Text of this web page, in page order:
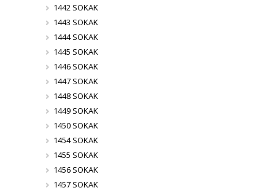
1442 SOKAK
1443 SOKAK
1444 SOKAK
1445 SOKAK
1446 SOKAK
1447 SOKAK
1448 SOKAK
1449 SOKAK
1450 SOKAK
1454 SOKAK
1455 SOKAK
1456 SOKAK
1457 SOKAK